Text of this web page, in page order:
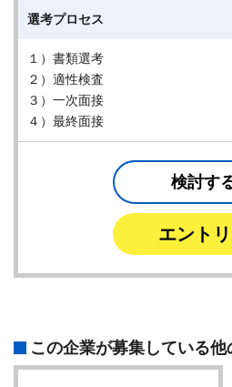
選考プロセス
１）書類選考
２）適性検査
３）一次面接
４）最終面接
検討す
エント
この企業が募集している他